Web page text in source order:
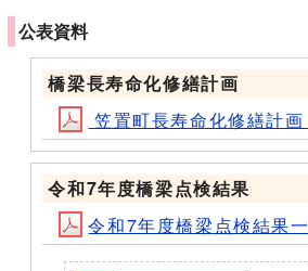
公表資料
橋梁長寿命化修繕計画
笠置町長寿命化修繕計画
令和7年度橋梁点検結果
令和7年度橋梁点検結果